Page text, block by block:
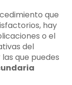
que
hay
o el
del
que puedes